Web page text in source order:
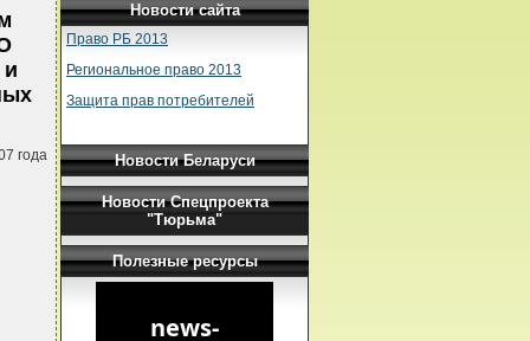
и
года
Новости сайта
Право РБ 2013
Региональное право 2013
Защита прав потребителей
Новости Беларуси
Новости Спецпроекта
"Тюрьма"
Полезные ресурсы